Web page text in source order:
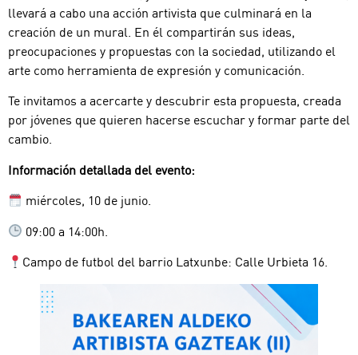
llevará a cabo una acción artivista que culminará en la
creación de un mural. En él compartirán sus ideas,
preocupaciones y propuestas con la sociedad, utilizando el
arte como herramienta de expresión y comunicación.
Te invitamos a acercarte y descubrir esta propuesta, creada
por jóvenes que quieren hacerse escuchar y formar parte del
cambio.
Información detallada del evento:
miércoles, 10 de junio.
09:00 a 14:00h.
Campo de futbol del barrio Latxunbe: Calle Urbieta 16.